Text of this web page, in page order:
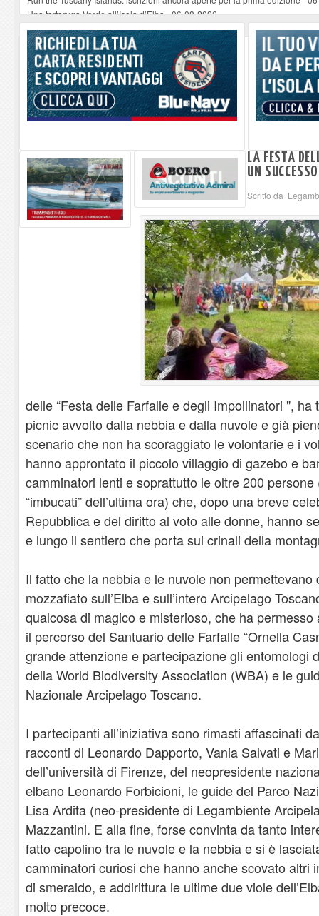
Una tartaruga Verde all’Isola d’Elba-06-08-2026
Furgone in fiamme a Capoliveri, illeso il conducente-06-08-2026
Campo: chiusura della biblioteca comunale in occasione del Santo Patrono
A Carpani si apre la Festa di Liberazione: il programma della prima serata-
LA FESTA
UN
Scritto da
delle “Festa delle Farfalle e degli Impollinatori ", ha
picnic avvolto dalla nebbia e dalla nuvole e già
scenario che non ha scoraggiato le volontarie e i
hanno approntato il piccolo villaggio di gazebo e
camminatori lenti e soprattutto le oltre 200
“imbucati” dell’ultima ora) che, dopo una breve
Repubblica e del diritto al voto alle donne, hanno
e lungo il sentiero che porta sui crinali della
Il fatto che la nebbia e le nuvole non permettevano
mozzafiato sull’Elba e sull’intero Arcipelago
qualcosa di magico e misterioso, che ha
il percorso del Santuario delle Farfalle “Ornella
grande attenzione e partecipazione gli entomologi
della World Biodiversity Association (WBA) e le
Nazionale Arcipelago Toscano.
I partecipanti all’iniziativa sono rimasti affascinati
racconti di Leonardo Dapporto, Vania Salvati e
dell’università di Firenze, del neopresidente
elbano Leonardo Forbicioni, le guide del Parco
Lisa Ardita (neo-presidente di Legambiente
Mazzantini. E alla fine, forse convinta da tanto
fatto capolino tra le nuvole e la nebbia e si è
camminatori curiosi che hanno anche scovato altri
di smeraldo, e addirittura le ultime due viole
molto precoce.